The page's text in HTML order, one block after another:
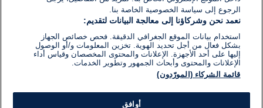
الرجوع إلى سياسة الخصوصية الخاصة بنا.
نعمد نحن وشركاؤنا إلى معالجة البيانات لتقديم:
استخدام بيانات الموقع الجغرافي الدقيقة. فحص خصائص الجهاز
بشكل فعال من أجل تحديد الهوية. تخزين المعلومات و/أو الوصول
إليها على أحد الأجهزة. الإعلانات والمحتوى المخصصان وقياس أداء
الإعلانات والمحتوى وأبحاث الجمهور وتطوير الخدمات.
قائمة الشركاء (المورّدون)
أوافق